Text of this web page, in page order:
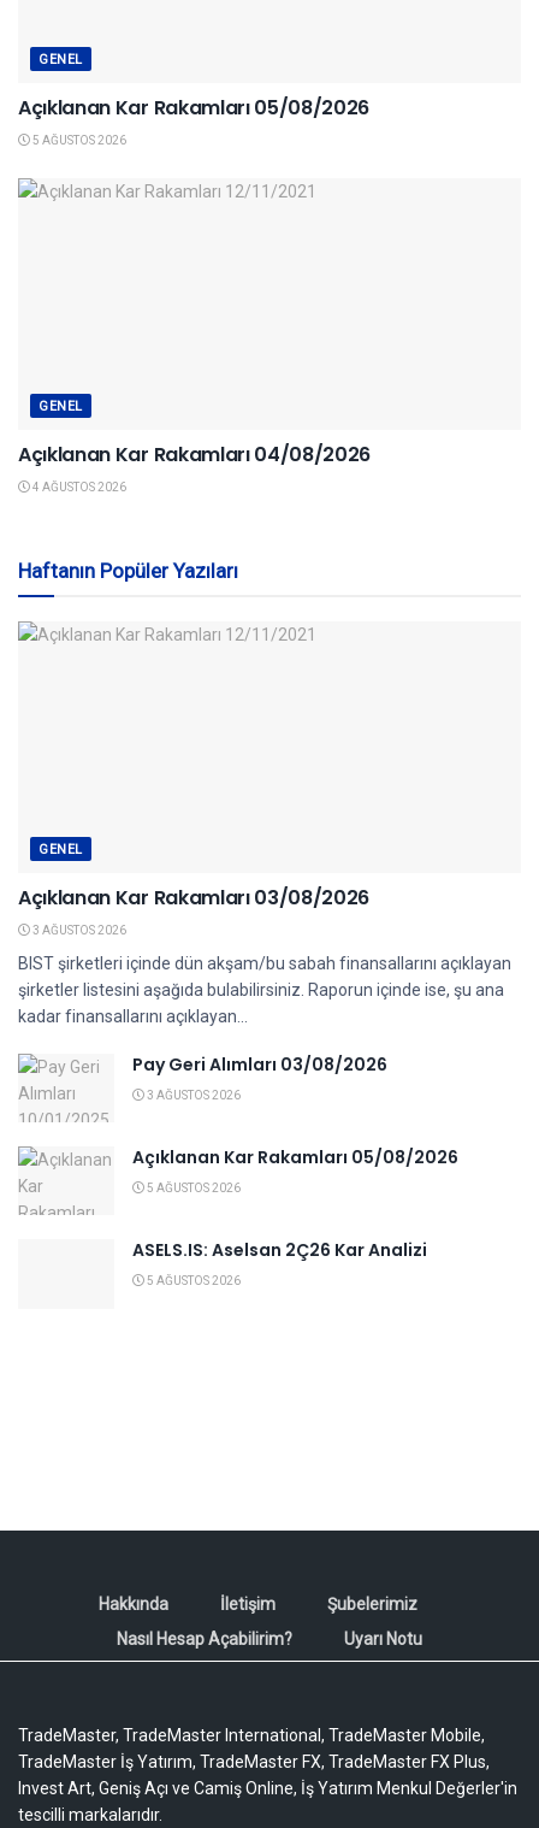
GENEL
Açıklanan Kar Rakamları 05/08/2026
5 AĞUSTOS 2026
GENEL
Açıklanan Kar Rakamları 04/08/2026
4 AĞUSTOS 2026
Haftanın Popüler Yazıları
GENEL
Açıklanan Kar Rakamları 03/08/2026
3 AĞUSTOS 2026
BIST şirketleri içinde dün akşam/bu sabah finansallarını açıklayan
şirketler listesini aşağıda bulabilirsiniz. Raporun içinde ise, şu ana
kadar finansallarını açıklayan...
Pay Geri Alımları 03/08/2026
3 AĞUSTOS 2026
Açıklanan Kar Rakamları 05/08/2026
5 AĞUSTOS 2026
ASELS.IS: Aselsan 2Ç26 Kar Analizi
5 AĞUSTOS 2026
Hakkında İletişim
Şubelerimiz
Nasıl Hesap Açabilirim?
Uyarı Notu
TradeMaster, TradeMaster International, TradeMaster Mobile,
TradeMaster İş Yatırım, TradeMaster FX, TradeMaster FX Plus,
Invest Art, Geniş Açı ve Camiş Online, İş Yatırım Menkul Değerler'in
tescilli markalarıdır.